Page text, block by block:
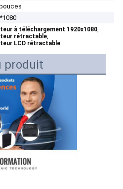
à téléchargement 1920x1080,
rétractable,
LCD rétractable
produit